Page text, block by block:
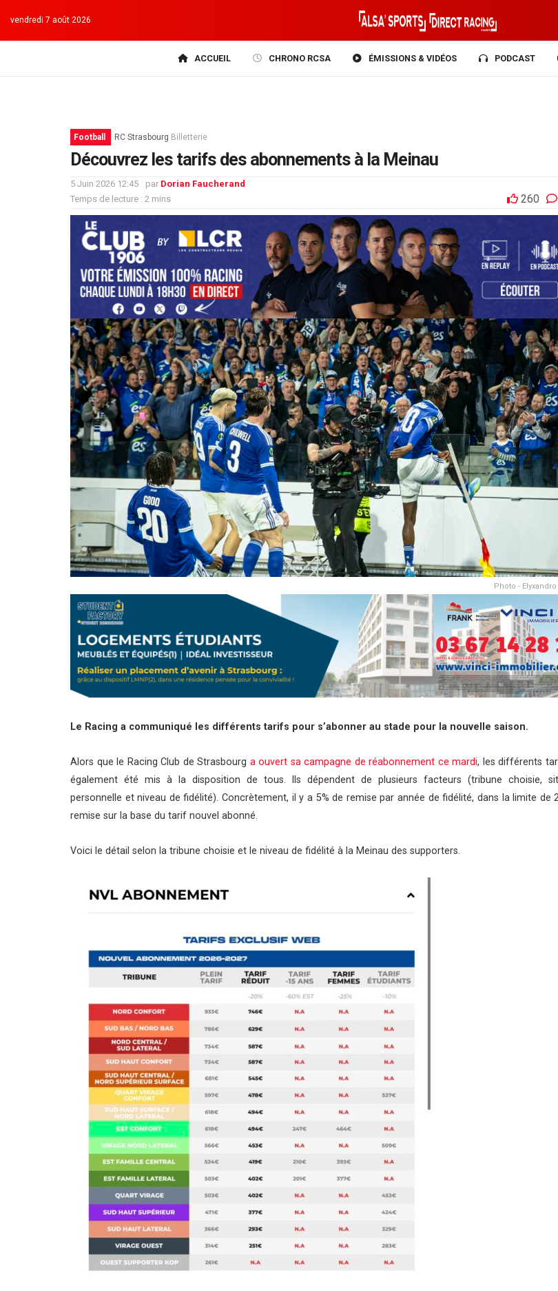
vendredi 7 août 2026
ACCUEIL CHRONO RCSA ÉMISSIONS & VIDÉOS PODCAST
Football RC Strasbourg Billetterie
Découvrez les tarifs des abonnements à la Meinau
5 Juin 2026 12:45 par Dorian Faucherand
Temps de lecture : 2 mins
260
Photo - Elyxandro
Le Racing a communiqué les différents tarifs pour s’abonner au stade pour la nouvelle saison.
Alors que le Racing Club de Strasbourg a ouvert sa campagne de réabonnement ce mardi, les différents
également été mis à la disposition de tous. Ils dépendent de plusieurs facteurs (tribune choisie,
personnelle et niveau de fidélité). Concrètement, il y a 5% de remise par année de fidélité, dans la limite de
remise sur la base du tarif nouvel abonné.
Voici le détail selon la tribune choisie et le niveau de fidélité à la Meinau des supporters.